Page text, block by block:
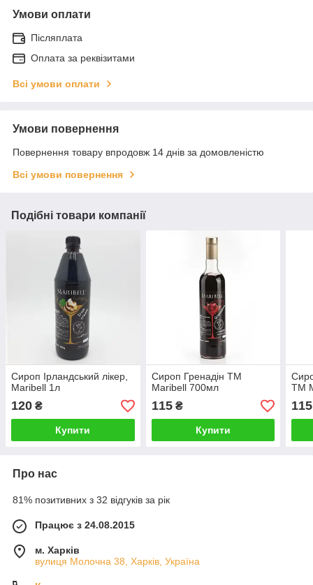
Умови оплати
Післяплата
Оплата за реквізитами
Всі умови оплати
Умови повернення
Повернення товару впродовж 14 днів за домовленістю
Всі умови повернення
Подібні товари компанії
Сироп Ірландський лікер,
Maribell 1л
120 ₴
Купити
Сироп Гренадін TM
Maribell 700мл
115₴
Купити
ТМ
115
Про нас
81% позитивних з 32 відгуків за рік
Працює з 24.08.2015
м. Харків
вулиця Молочна 38, Харків, Україна